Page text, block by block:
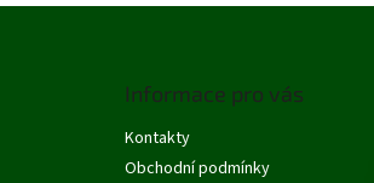
Informace pro vás
Kontakty
Obchodní podmínky